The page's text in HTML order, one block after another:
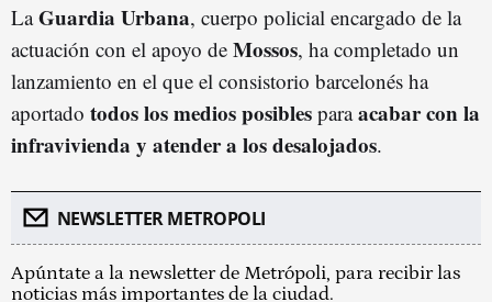
LaGuardia Urbana, cuerpo policial encargado de la
actuación con el apoyo de Mossos, ha completado un
lanzamiento en el que el consistorio barcelonés ha
aportado todos los medios posibles paraacabar con la
infravivienda y atender a los desalojados.
NEWSLETTER METROPOLI
Apúntate a la newsletter de Metrópoli, para recibir las
noticias más importantes de la ciudad.